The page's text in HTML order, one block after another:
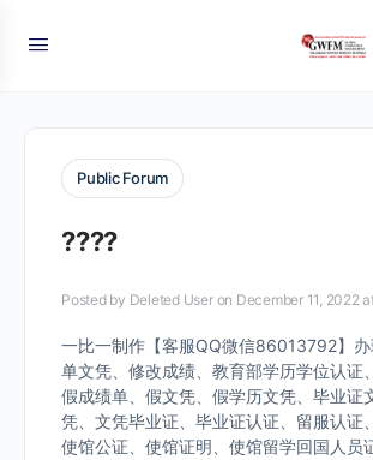
Public Forum
????
Posted by Deleted User on December 11, 2022
一比一制作【客服QQ微信86013792】
单文凭、修改成绩、教育部学历学位认证
假成绩单、假文凭、假学历文凭、毕业证
凭、文凭毕业证、毕业证认证、留服认证
使馆公证、使馆证明、使馆留学回国人员